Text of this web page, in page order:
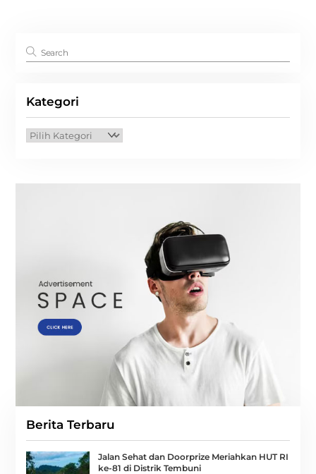
Kategori
Kategori
Berita Terbaru
Jalan Sehat dan Doorprize Meriahkan HUT RI
ke-81 di Distrik Tembuni